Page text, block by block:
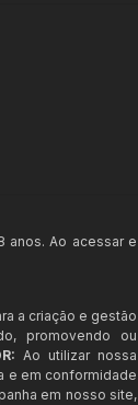
anos. Ao acessar e
a criação e gestão
promovendo ou
Ao utilizar nossa
e em conformidade
em nosso site,